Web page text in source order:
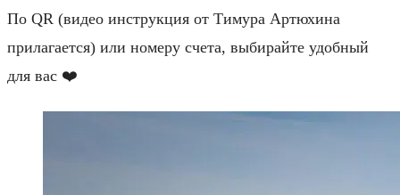
По QR (видео инструкция от Тимура Артюхина
прилагается) или номеру счета, выбирайте удобный
для вас ❤️